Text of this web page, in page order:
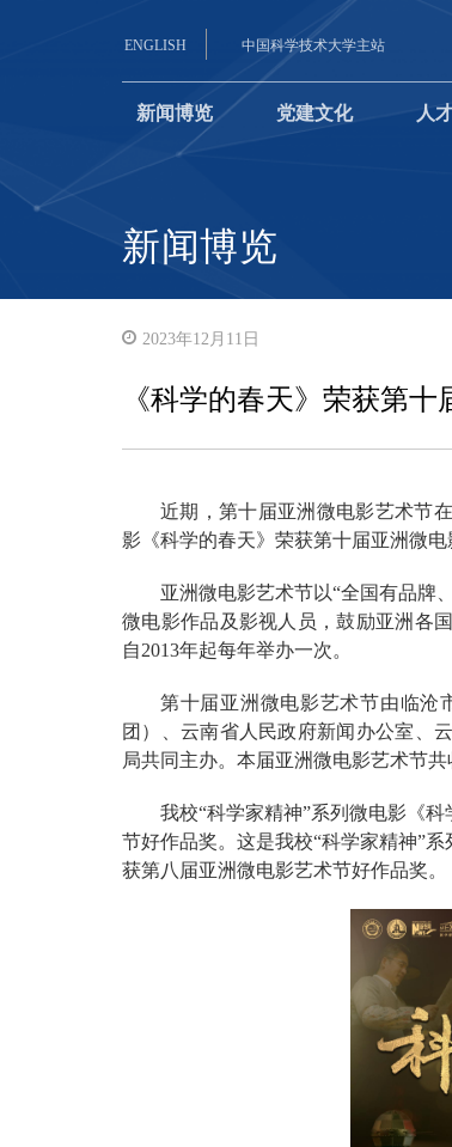
ENGLISH 中国科学技术大学主站
新闻博览 党建文化 人
新闻博览
2023年12月11日
《科学的春天》荣获第
近期，第十届亚洲微电影艺术节
影《科学的春天》荣获第十届亚洲微电
亚洲微电影艺术节以“全国有品牌
微电影作品及影视人员，鼓励亚洲各
自2013年起每年举办一次。
第十届亚洲微电影艺术节由临沧
团）、云南省人民政府新闻办公室、
局共同主办。本届亚洲微电影艺术节
我校“科学家精神”系列微电影《
节好作品奖。这是我校“科学家精神”
获第八届亚洲微电影艺术节好作品奖。